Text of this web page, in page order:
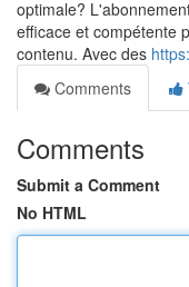
optimale?
efficace et compétente
contenu. Avec des
Comments
Comments
Submit a Comment
No HTML